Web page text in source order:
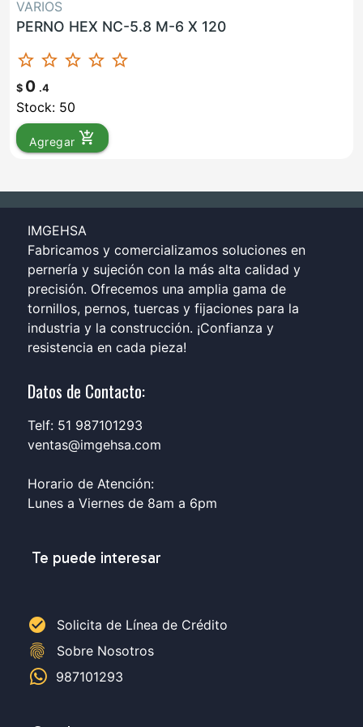
VARIOS
PERNO HEX NC-5.8 M-6 X 120
star_border star_border star_border star_border star_border
$ 0 .4
Stock: 50
Agregar add_shopping_cart
IMGEHSA
Fabricamos y comercializamos soluciones en
pernería y sujeción con la más alta calidad y
precisión. Ofrecemos una amplia gama de
tornillos, pernos, tuercas y fijaciones para la
industria y la construcción. ¡Confianza y
resistencia en cada pieza!
Datos de Contacto:
Telf: 51 987101293
ventas@imgehsa.com
Horario de Atención:
Lunes a Viernes de 8am a 6pm
Te puede interesar
check_circle Solicita de Línea de Crédito
fingerprint
Sobre Nosotros
987101293